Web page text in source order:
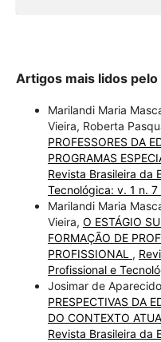
Artigos mais lidos
Marilandi Maria
Vieira, Roberta
PROFESSORES DA
PROGRAMAS
Revista Brasileira da
Tecnológica: v. 1 n. 7
Marilandi Maria
Vieira, O ESTÁGIO
FORMAÇÃO DE
PROFISSIONAL ,
Profissional e
Josimar de
PRESPECTIVAS DA
DO CONTEXTO
Revista Brasileira da